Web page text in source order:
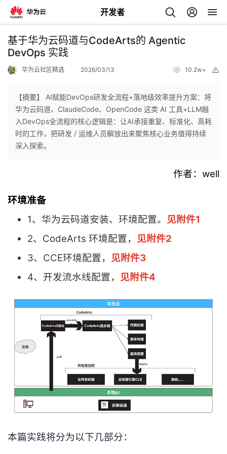
开发者
返
回
个
人
页
我
开
发
客
论
的
子
我
直
播
的
活
动
我
的
关
我
的
我
基于华为云码道与CodeArts的 Agentic
DevOps 实践
华为云社区精选 2026/03/13 10.2w+
【摘要】 AI赋能DevOps研发全流程+落地级效率提升方案：将
华为云码道、ClaudeCode、OpenCode 这类 AI 工具+LLM融
入DevOps全流程的核心逻辑是：让AI承接重复、标准化、高耗
时的工作，把研发 / 运维人员解放出来聚焦核心业务值得持续
深入探索。
作者：well
环境准备
1、华为云码道安装、环境配置。 见附件1
2、CodeArts 环境配置， 见附件2
3、CCE环境配置， 见附件3
4、开发流水线配置， 见附件4
本篇实践将分为以下几部分：